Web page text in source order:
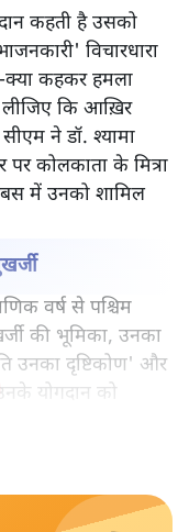
कहती है उसको
विचारधारा
क्या कहकर हमला
कि आख़िर
ने डॉ. श्यामा
कोलकाता के मित्रा
में उनको शामिल
वर्ष से पश्चिम
की भूमिका, उनका
उनका दृष्टिकोण' और
योगदान को